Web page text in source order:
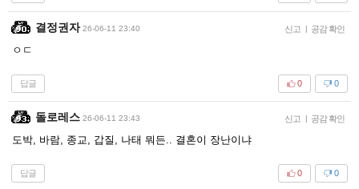
결정권자 26-06-11 23:40 신고 | 공감 확인
ㅇㄷ
답글 0
0
돌로레스 26-06-11 23:43 신고 | 공감 확인
도박, 바람, 종교, 갑질, 나태 뭐든.. 결혼이 장난이냐
답글 0
0